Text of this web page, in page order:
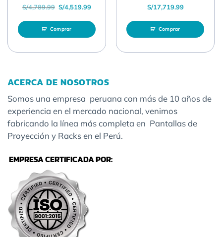
S/4,789.99 El precio original era: S/4,789.99.
S/4,519.99El precio actual es: S/4,519.99.
Comprar
S/17,719.99
Comprar
S/28,189.99.
actual es: S/27,809.99.
ACERCA DE NOSOTROS
Somos una empresa peruana con más de 10 años de
experiencia en el mercado nacional, venimos
fabricando la línea más completa en Pantallas de
Proyección y Racks en el Perú.
EMPRESA CERTIFICADA POR: